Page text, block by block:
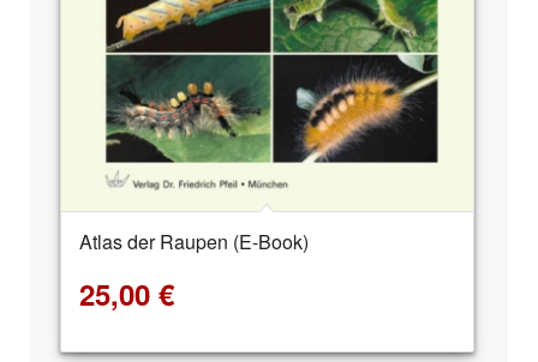
Atlas der Raupen (E-Book)
25,00 €